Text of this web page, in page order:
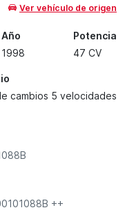
Ver vehículo de origen
Año
1998
Potencia
47 CV
cambios 5 velocidades
++